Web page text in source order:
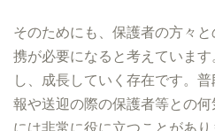
そのためにも、保護者の方々
携が必要になると考えていま
し、成長していく存在です。
報や送迎の際の保護者等との
には非常に役に立つことがあ